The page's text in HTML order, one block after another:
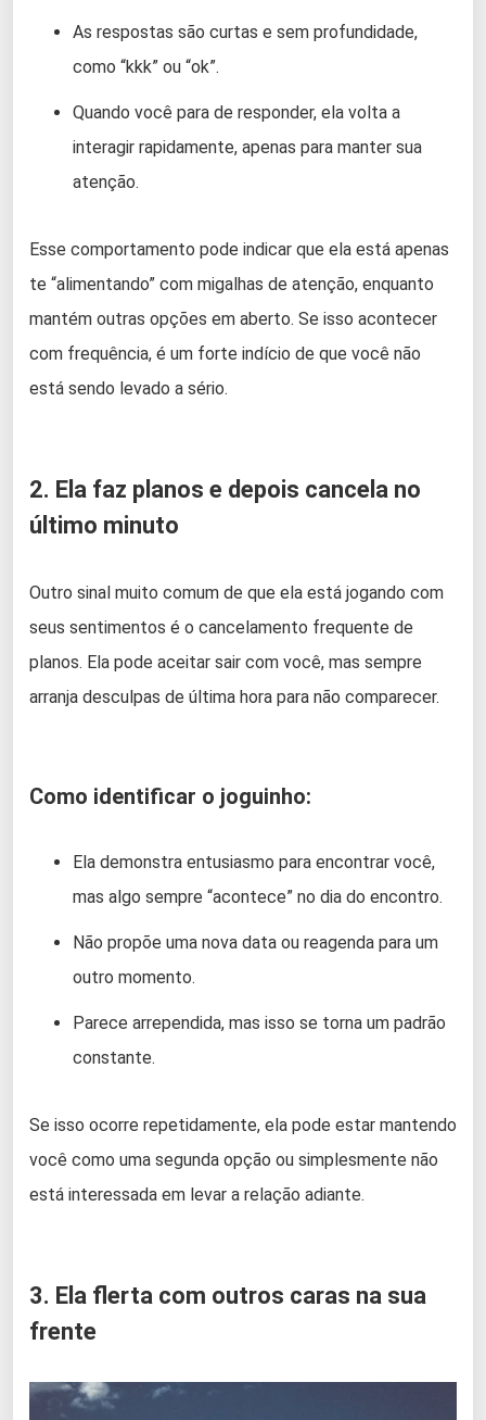
As respostas são curtas e sem profundidade,
como “kkk” ou “ok”.
Quando você para de responder, ela volta a
interagir rapidamente, apenas para manter sua
atenção.
Esse comportamento pode indicar que ela está apenas
te “alimentando” com migalhas de atenção, enquanto
mantém outras opções em aberto. Se isso acontecer
com frequência, é um forte indício de que você não
está sendo levado a sério.
2. Ela faz planos e depois cancela no
último minuto
Outro sinal muito comum de que ela está jogando com
seus sentimentos é o cancelamento frequente de
planos. Ela pode aceitar sair com você, mas sempre
arranja desculpas de última hora para não comparecer.
Como identificar o joguinho:
Ela demonstra entusiasmo para encontrar você,
mas algo sempre “acontece” no dia do encontro.
Não propõe uma nova data ou reagenda para um
outro momento.
Parece arrependida, mas isso se torna um padrão
constante.
Se isso ocorre repetidamente, ela pode estar mantendo
você como uma segunda opção ou simplesmente não
está interessada em levar a relação adiante.
3. Ela flerta com outros caras na sua
frente